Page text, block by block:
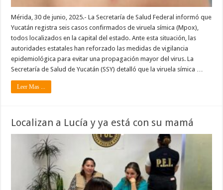
Mérida, 30 de junio, 2025.- La Secretaría de Salud Federal informó que
Yucatán registra seis casos confirmados de viruela símica (Mpox),
todos localizados en la capital del estado. Ante esta situación, las
autoridades estatales han reforzado las medidas de vigilancia
epidemiológica para evitar una propagación mayor del virus. La
Secretaría de Salud de Yucatán (SSY) detalló que la viruela símica …
Leer Mas ...
Localizan a Lucía y ya está con su mamá